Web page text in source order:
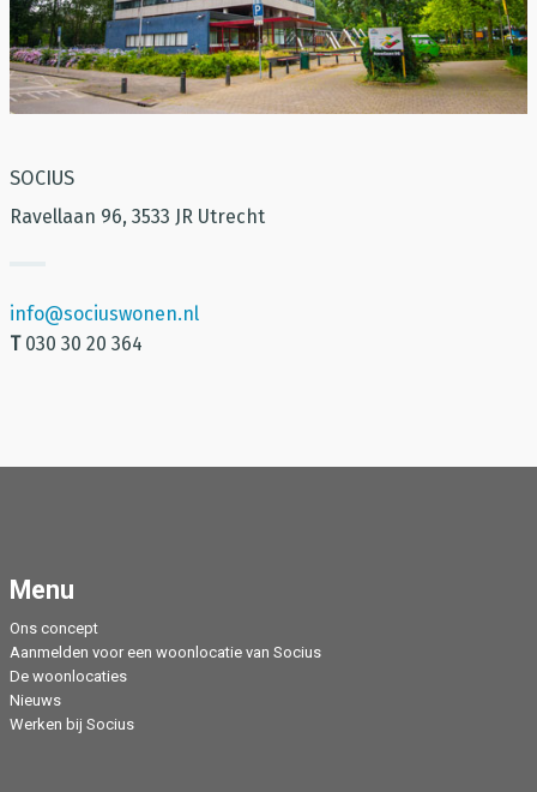
SOCIUS
Ravellaan 96, 3533 JR Utrecht
info@sociuswonen.nl
T030 30 20 364
Menu
Ons concept
Aanmelden voor een woonlocatie van Socius
De woonlocaties
Nieuws
Werken bij Socius